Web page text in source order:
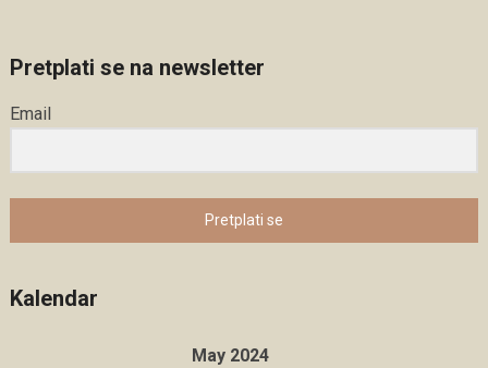
Pretplati se na newsletter
Email
Pretplati se
Kalendar
May 2024